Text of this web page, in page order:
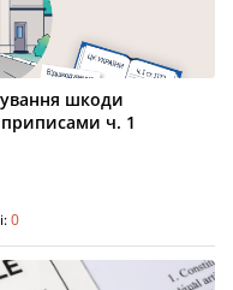
шкоди
приписами ч. 1
0